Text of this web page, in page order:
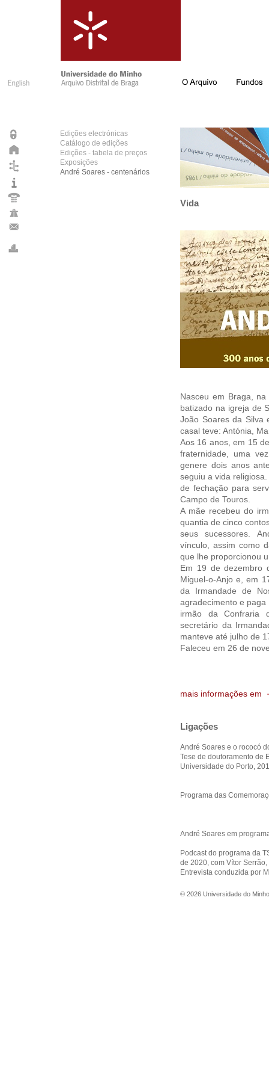
Edições electrónicas
Catálogo de edições
Edições - tabela de preços
Exposições
André Soares - centenários
Vida
Nasceu em Braga,
batizado na igreja de
João Soares da Silva
casal teve: Antónia,
Aos 16 anos, em 15
fraternidade, uma
genere dois anos
seguiu a vida
de fechação para
Campo de Touros.
A mãe recebeu do
quantia de cinco
seus sucessores.
vínculo, assim como
que lhe proporcionou
Em 19 de dezembro
Miguel-o-Anjo e, em
da Irmandade de
agradecimento e
irmão da Confraria
secretário da
manteve até julho de
Faleceu em 26 de
mais informações em
Ligações
André Soares e o rococó
Tese de doutoramento de
Universidade do Porto,
Programa das
André Soares em
Podcast do programa da
de 2020, com Vítor
Entrevista conduzida por
© 2026 Universidade do